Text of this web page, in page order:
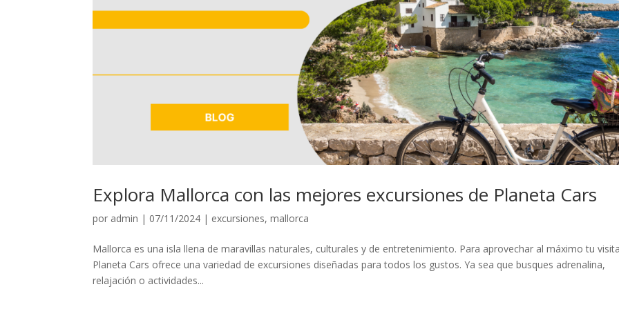
Explora Mallorca con las mejores excursiones de Planeta Cars
por admin | 07/11/2024 | excursiones,mallorca
Mallorca es una isla llena de maravillas naturales, culturales y de entretenimiento. Para aprovechar al máximo tu
Planeta Cars ofrece una variedad de excursiones diseñadas para todos los gustos. Ya sea que busques adrenalina,
relajación o actividades...